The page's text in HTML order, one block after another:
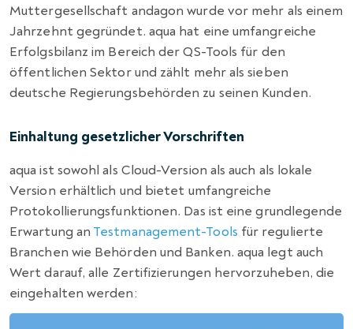
Muttergesellschaft andagon wurde vor mehr als einem
Jahrzehnt gegründet. aqua hat eine umfangreiche
Erfolgsbilanz im Bereich der QS-Tools für den
öffentlichen Sektor und zählt mehr als sieben
deutsche Regierungsbehörden zu seinen Kunden.
Einhaltung gesetzlicher Vorschriften
aqua ist sowohl als Cloud-Version als auch als lokale
Version erhältlich und bietet umfangreiche
Protokollierungsfunktionen. Das ist eine grundlegende
Erwartung an Testmanagement-Tools für regulierte
Branchen wie Behörden und Banken. aqua legt auch
Wert darauf, alle Zertifizierungen hervorzuheben, die
eingehalten werden: